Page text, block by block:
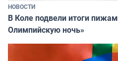
НОВОСТИ
В Коле подвели итоги
Олимпийскую ночь»